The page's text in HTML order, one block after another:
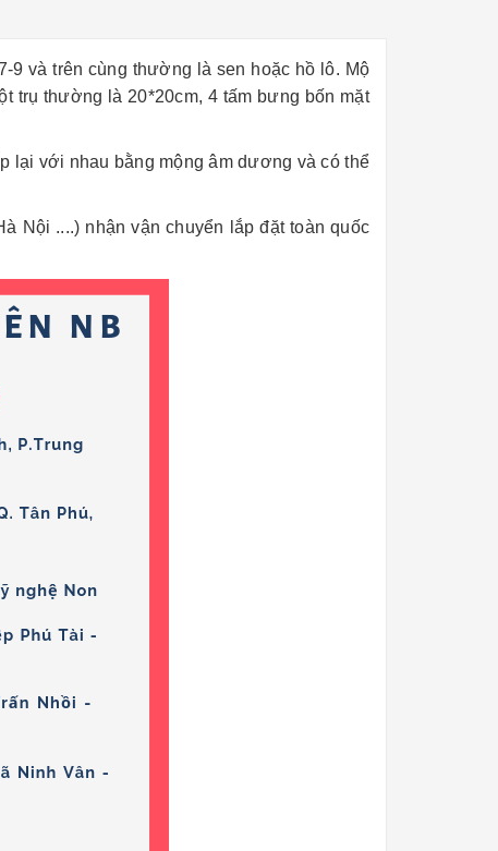
9 và trên cùng thường là sen hoặc hồ lô. Mộ
trụ thường là 20*20cm, 4 tấm bưng bốn mặt
lại với nhau bằng mộng âm dương và có thể
Nội ....) nhận vận chuyển lắp đặt toàn quốc